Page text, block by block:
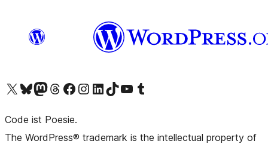
Das X-Konto (früher Twitter) von WordPress.org besuchen
Das Bluesky-Konto von WordPress.org besuchen
Das Mastodon-Konto von WordPress.org besuchen
Das Threads-Konto von WordPress.org besuchen
Die Facebook-Seite von WordPress.org besuchen
Das Instagram-Konto von WordPress.org besuchen
Das LinkedIn-Konto von WordPress.org besuchen
Das TikTok-Konto von WordPress.org besuchen
Den YouTube-Kanal von WordPress.org besuchen
Das Tumblr-Konto von WordPress.org besuchen
Code ist Poesie.
The WordPress® trademark is the intellectual property of